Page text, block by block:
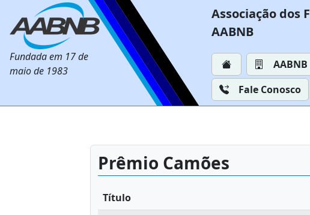
Fundada em 17 de
maio de 1983
Associação dos
AABNB
AABNB
Fale Conosco
Prêmio Camões
Título